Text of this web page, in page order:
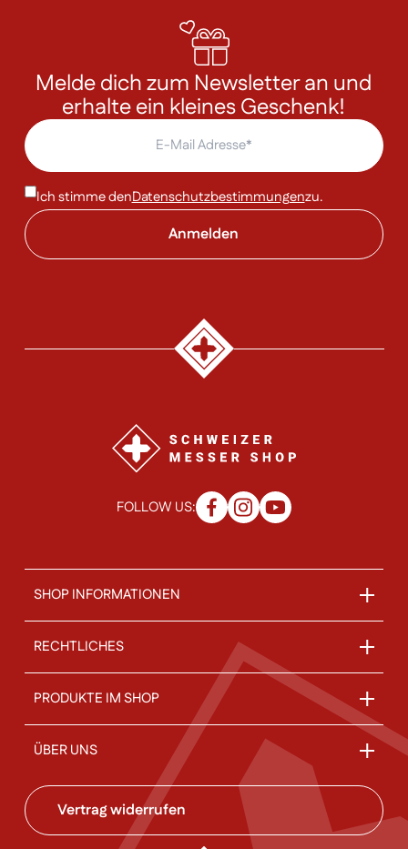
Melde dich zum Newsletter an und
erhalte ein kleines Geschenk!
Ich stimme denDatenschutzbestimmungenzu.
FOLLOW US:
SHOP INFORMATIONEN
RECHTLICHES
PRODUKTE IM SHOP
ÜBER UNS
Vertrag widerrufen